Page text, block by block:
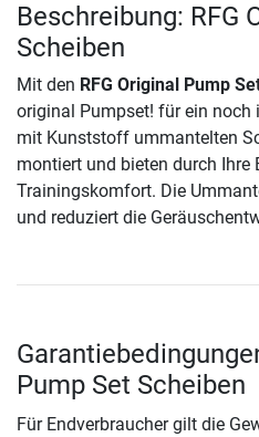
Beschreibung: RFG
Scheiben
Mit den RFG Original Pump
original Pumpset! für ein noch
mit Kunststoff ummantelten
montiert und bieten durch
Trainingskomfort. Die
und reduziert die
Pump Set Scheiben
Für Endverbraucher gilt die